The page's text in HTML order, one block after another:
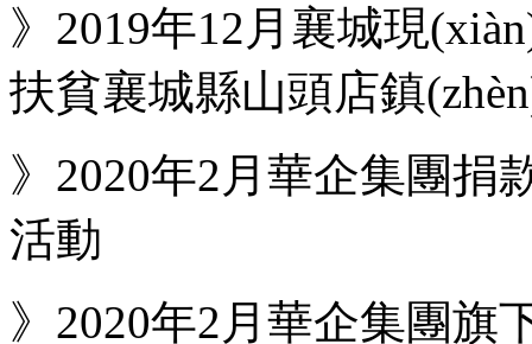
》2019年12月襄城現
扶貧襄城縣山頭店鎮
》2020年2月華企集團捐
活動
》2020年2月華企集團旗